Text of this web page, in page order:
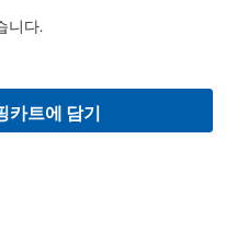
니다.
카트에 담기